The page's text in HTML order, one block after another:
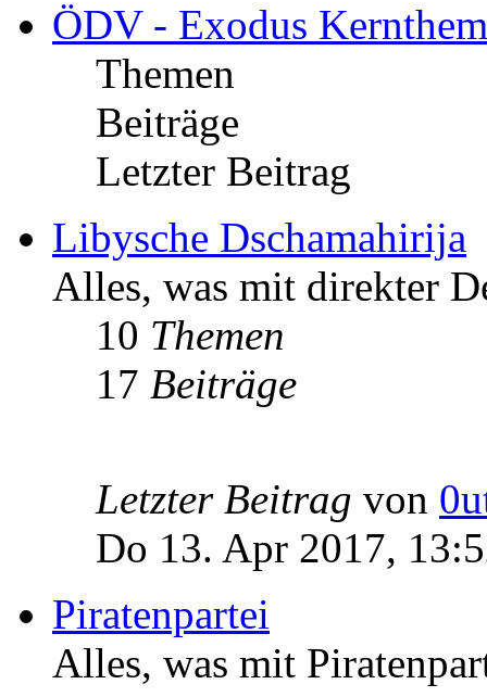
ÖDV - Exodus
Themen
Beiträge
Letzter Beitrag
Libysche Dschamahirija
Alles, was mit direkter
10 Themen
17 Beiträge
Letzter Beitrag von
Do 13. Apr 2017,
Piratenpartei
Alles, was mit